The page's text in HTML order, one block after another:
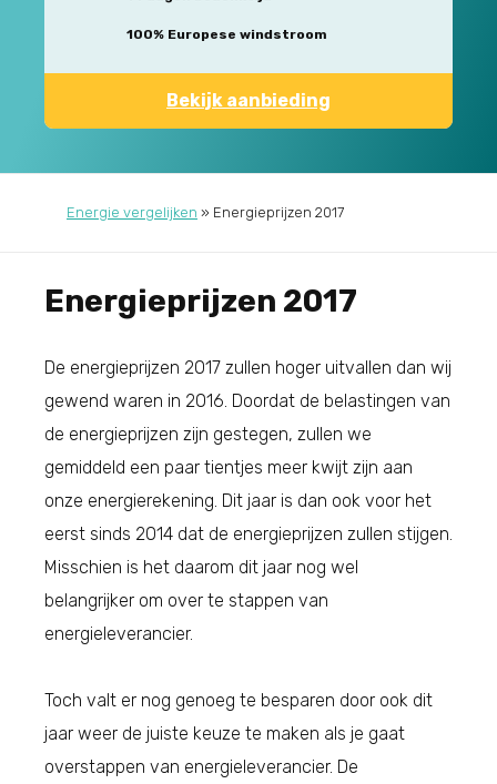
100% Europese windstroom
Bekijk aanbieding
Energie vergelijken » Energieprijzen 2017
Energieprijzen 2017
De energieprijzen 2017 zullen hoger uitvallen dan wij
gewend waren in 2016. Doordat de belastingen van
de energieprijzen zijn gestegen, zullen we
gemiddeld een paar tientjes meer kwijt zijn aan
onze energierekening. Dit jaar is dan ook voor het
eerst sinds 2014 dat de energieprijzen zullen stijgen.
Misschien is het daarom dit jaar nog wel
belangrijker om over te stappen van
energieleverancier.
Toch valt er nog genoeg te besparen door ook dit
jaar weer de juiste keuze te maken als je gaat
overstappen van energieleverancier. De